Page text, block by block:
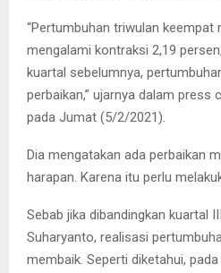
“Pertumbuhan triwulan keempat
mengalami kontraksi 2,19
kuartal sebelumnya,
perbaikan,” ujarnya dalam
pada Jumat (5/2/2021).
Dia mengatakan ada perbaikan
harapan. Karena itu perlu
Sebab jika dibandingkan kuartal
Suharyanto, realisasi
membaik. Seperti diketahui,